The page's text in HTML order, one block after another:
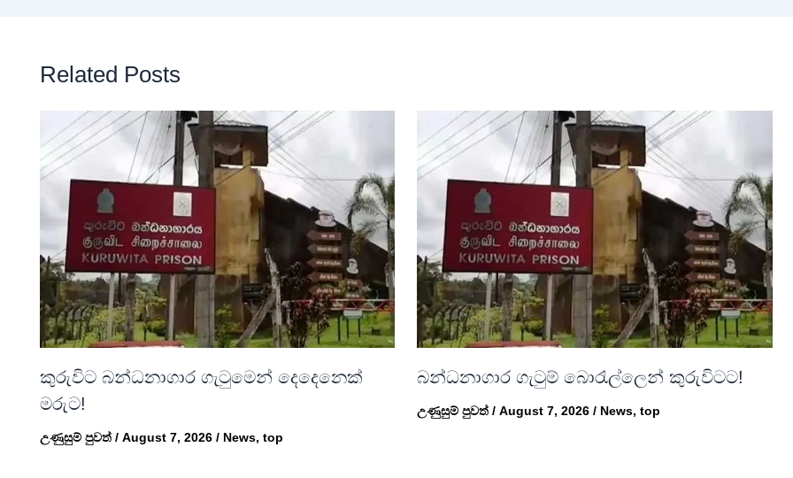
Related Posts
කුරුවිට බන්ධනාගාර ගැටුමෙන් දෙදෙනෙක්
මරුට!
උණුසුම් පුවත් / August 7, 2026 / News, top
බන්ධනාගාර ගැටුම් බොරැල්ලෙන් කුරුවිටට!
උණුසුම් පුවත් /August 7, 2026/ News,top